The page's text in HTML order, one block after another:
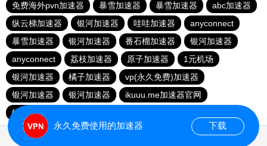
免费海外pvn加速器
暴雪加速器 暴雪加速器
abc加速器
纵云梯加速器
银河加速器 哇哇加速器
anyconnect
暴雪加速器
银河加速器 番石榴加速器
银河加速器
anyconnect
荔枝加速器 原子加速器
1元机场
银河加速器
橘子加速器
vp(永久免费)加速器
银河加速器
银河加速器
ikuuu.me加速器官网
银河加速器
永久免费使用的加速器 下载